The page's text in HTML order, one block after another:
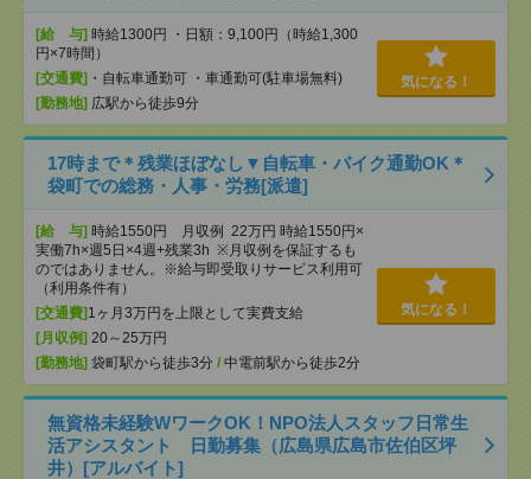
[給 与] 時給1300円 ・日額：9,100円（時給1,300
円×7時間）
[交通費] ・自転車通勤可 ・車通勤可(駐車場無料)
[勤務地] 広駅から徒歩9分
気になる！
17時まで＊残業ほぼなし▼自転車・バイク通勤OK＊
袋町での総務・人事・労務[派遣]
[給 与] 時給1550円 月収例 22万円 時給1550円×
実働7h×週5日×4週+残業3h ※月収例を保証するも
のではありません。※給与即受取りサービス利用可
（利用条件有）
[交通費]1ヶ月3万円を上限として実費支給
[月収例] 20～25万円
[勤務地] 袋町駅から徒歩3分 / 中電前駅から徒歩2分
気になる！
無資格未経験WワークOK！NPO法人スタッフ日常生
活アシスタント 日勤募集（広島県広島市佐伯区坪
井）[アルバイト]